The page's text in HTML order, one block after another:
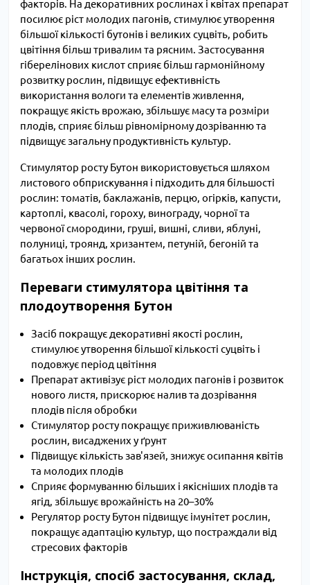
факторів. На декоративних рослинах і квітах препарат
посилює ріст молодих пагонів, стимулює утворення
більшої кількості бутонів і великих суцвіть, робить
цвітіння більш тривалим та рясним. Застосування
гіберелінових кислот сприяє більш гармонійному
розвитку рослин, підвищує ефективність
використання вологи та елементів живлення,
покращує якість врожаю, збільшує масу та розміри
плодів, сприяє більш рівномірному дозріванню та
підвищує загальну продуктивність культур.
Стимулятор росту Бутон використовується шляхом
листового обприскування і підходить для більшості
рослин: томатів, баклажанів, перцю, огірків, капусти,
картоплі, квасолі, гороху, винограду, чорної та
червоної смородини, груші, вишні, сливи, яблуні,
полуниці, троянд, хризантем, петуній, бегоній та
багатьох інших рослин.
Переваги стимулятора цвітіння та
плодоутворення Бутон
Засіб покращує декоративні якості рослин,
стимулює утворення більшої кількості суцвіть і
подовжує період цвітіння
Препарат активізує ріст молодих пагонів і розвиток
нового листя, прискорює налив та дозрівання
плодів після обробки
Стимулятор росту покращує приживлюваність
рослин, висаджених у ґрунт
Підвищує кількість зав'язей, знижує осипання квітів
та молодих плодів
Сприяє формуванню більших і якісніших плодів та
ягід, збільшує врожайність на 20–30%
Регулятор росту Бутон підвищує імунітет рослин,
покращує адаптацію культур, що постраждали від
стресових факторів
Інструкція, спосіб застосування, склад,